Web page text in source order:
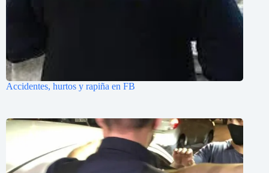
Accidentes, hurtos y rapiña en FB